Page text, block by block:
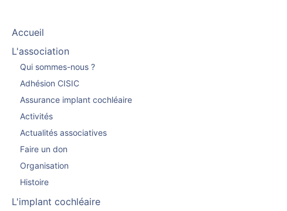
Accueil
L'association
Qui sommes-nous ?
Adhésion CISIC
Assurance implant cochléaire
Activités
Actualités associatives
Faire un don
Organisation
Histoire
L'implant cochléaire